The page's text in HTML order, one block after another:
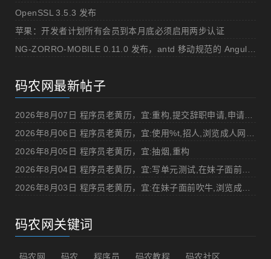
OpenSSL 3.5.3 发布
苹果：开发者计划所有会员到本月底必须启用两步认证
码农网最新帖子
2026年8月05日 程序员老黄历，宜:抽烟,重构
码农网关键词
码农网 码农 程序员 码农教程 码农社区